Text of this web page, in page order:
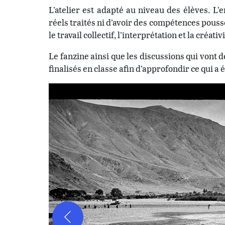
L’atelier est adapté au niveau des élèves.
réels traités ni d’avoir des compétences
le travail collectif, l’interprétation et la
Le fanzine ainsi que les discussions qui vont
finalisés en classe afin d’approfondir ce qui a